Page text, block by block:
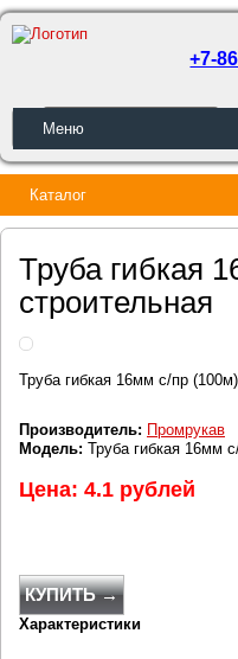
ОБРАТНЫЙ ЗВОНОК
+7-
Меню
Каталог
Труба гибкая
строительная
Труба гибкая 16мм с/пр
Производитель: Промрукав
Модель: Труба гибкая 16мм
Цена: 4.1 рублей
КУПИТЬ →
Характеристики